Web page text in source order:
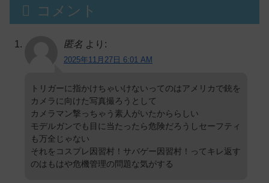
コメント
匿名 より:
2025年11月27日 6:01 AM
トリガーに指かけちゃいけないってのはアメリカで銃を
カメラに向けた写真撮ろうとして
カメラマン撃っちゃう素人がいたかららしい
モデルガンでも目に当たったら危険だろうしセーフティ
も万全じゃない
それをコスプレ因習村！サバゲー因習村！ってキレ返す
のはもはや危機管理の問題な気がする